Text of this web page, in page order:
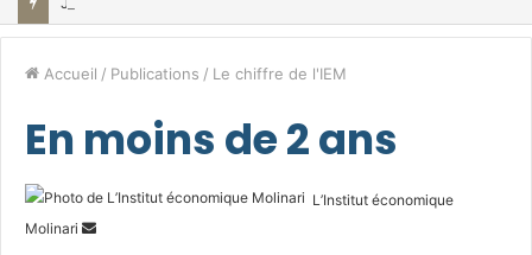
Accueil / Publications / Le chiffre de l'IEM
En moins de 2 ans
L’Institut économique
Molinari
Envoyer